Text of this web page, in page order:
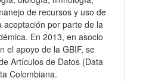
de recursos y uso de
aceptación por parte de la
En 2013, en asocio
el apoyo de la GBIF, se
Artículos de Datos (Data
Colombiana.